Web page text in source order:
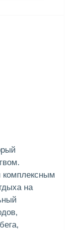
комплексным
на